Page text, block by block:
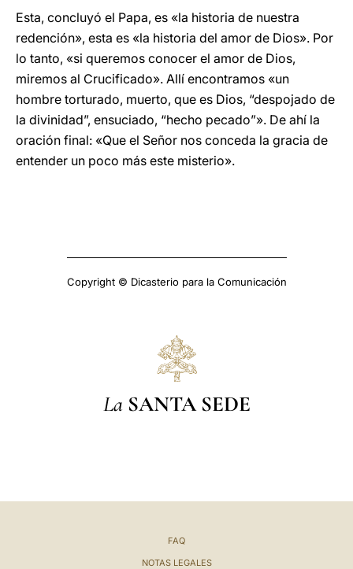
Esta, concluyó el Papa, es «la historia de nuestra
redención», esta es «la historia del amor de Dios». Por
lo tanto, «si queremos conocer el amor de Dios,
miremos al Crucificado». Allí encontramos «un
hombre torturado, muerto, que es Dios, “despojado de
la divinidad”, ensuciado, “hecho pecado”». De ahí la
oración final: «Que el Señor nos conceda la gracia de
entender un poco más este misterio».
Copyright © Dicasterio para la Comunicación
La SANTA SEDE
FAQ
NOTAS LEGALES